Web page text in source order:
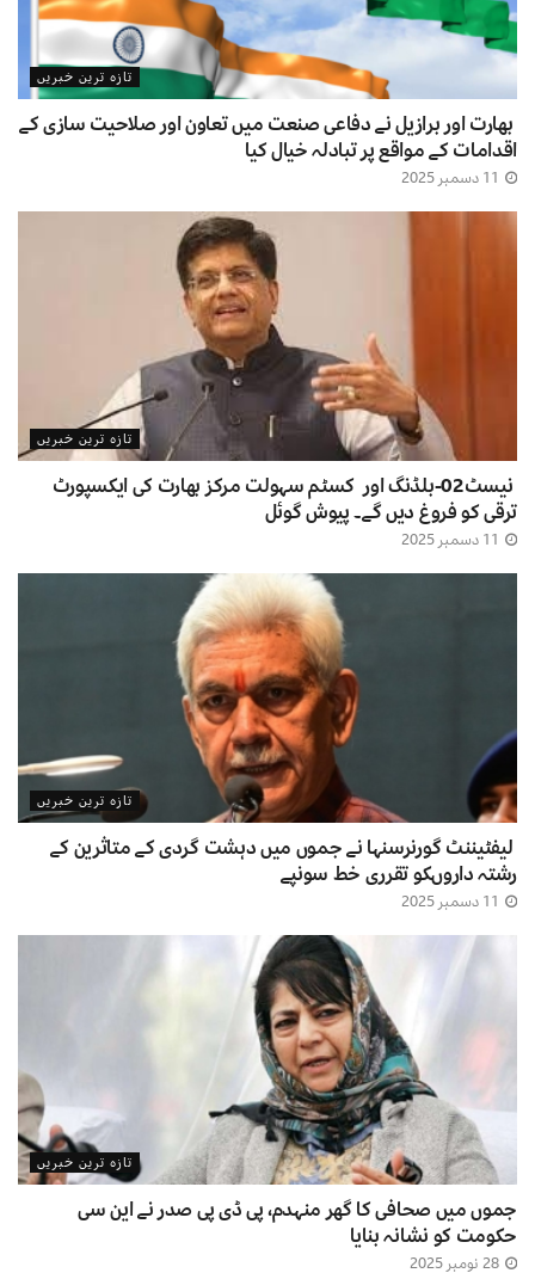
تازہ ترین خبریں
بھارت اور برازیل نے دفاعی صنعت میں تعاون اور صلاحیت سازی کے
اقدامات کے مواقع پر تبادلہ خیال کیا
تازہ ترین خبریں
نیسٹ02-بلڈنگ اور کسٹم سہولت مرکز بھارت کی ایکسپورٹ
ترقی کو فروغ دیں گے۔ پیوش گوئل
تازہ ترین خبریں
لیفٹیننٹ گورنرسنہا نے جموں میں دہشت گردی کے متاثرین کے
رشتہ داروںکو تقرری خط سونپے
تازہ ترین خبریں
جموں میں صحافی کا گھر منہدم، پی ڈی پی صدر نے این سی
حکومت کو نشانہ بنایا